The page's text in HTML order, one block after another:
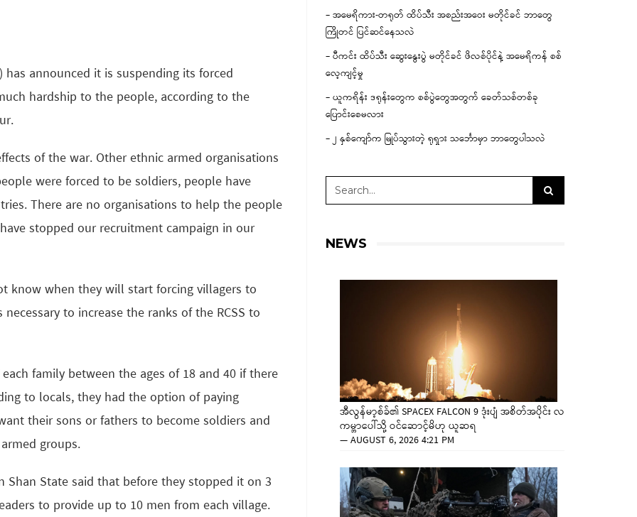
has announced it is suspending its forced
hardship to the people, according to the
of the war. Other ethnic armed organisations
were forced to be soldiers, people have
There are no organisations to help the people
stopped our recruitment campaign in our
know when they will start forcing villagers to
to increase the ranks of the RCSS to
family between the ages of 18 and 40 if there
to locals, they had the option of paying
their sons or fathers to become soldiers and
groups.
State said that before they stopped it on 3
to provide up to 10 men from each village.
– အမေရိကား-တရုတ် ထိပ်သီး အစည်းအဝေး မတိုင်ခင် ဘာတွေ
ကြိုတင် ပြင်ဆင်နေသလဲ
– ပီကင်း ထိပ်သီး ဆွေးနွေးပွဲ မတိုင်ခင် ဖိလစ်ပိုင်နဲ့ အမေရိကန် စစ်
လေ့ကျင့်မှု
– ယူကရိန်း ဒရုန်းတွေက စစ်ပွဲတွေအတွက် ခေတ်သစ်တစ်ခု
ပြောင်းစေမလား
– ၂ နှစ်ကျော်က မြုပ်သွားတဲ့ ရုရှား သင်္ဘောမှာ ဘာတွေပါသလဲ
NEWS
အီလွန်မာ့စ်ခ်၏ SPACEX FALCON 9 ဒုံးပျံ အစိတ်အပိုင်း လ
ကမ္ဘာပေါ်သို့ ဝင်ဆောင့်မိဟု ယူဆရ
—AUGUST 6, 2026 4:21 PM